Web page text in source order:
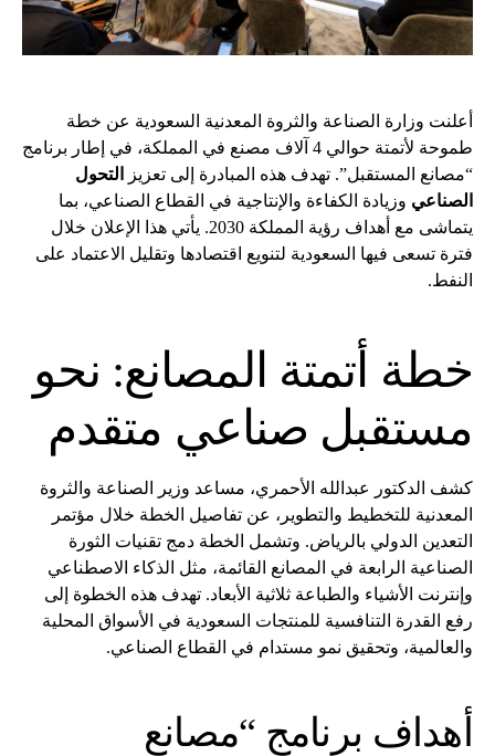
أعلنت وزارة الصناعة والثروة المعدنية السعودية عن خطة
طموحة لأتمتة حوالي 4 آلاف مصنع في المملكة، في إطار برنامج
“مصانع المستقبل”. تهدف هذه المبادرة إلى تعزيز
التحول
الصناعي وزيادة الكفاءة والإنتاجية في القطاع الصناعي، بما
يتماشى مع أهداف رؤية المملكة 2030. يأتي هذا الإعلان خلال
فترة تسعى فيها السعودية لتنويع اقتصادها وتقليل الاعتماد على
النفط.
خطة أتمتة المصانع: نحو
مستقبل صناعي متقدم
كشف الدكتور عبدالله الأحمري، مساعد وزير الصناعة والثروة
المعدنية للتخطيط والتطوير، عن تفاصيل الخطة خلال مؤتمر
التعدين الدولي بالرياض. وتشمل الخطة دمج تقنيات الثورة
الصناعية الرابعة في المصانع القائمة، مثل الذكاء الاصطناعي
وإنترنت الأشياء والطباعة ثلاثية الأبعاد. تهدف هذه الخطوة إلى
رفع القدرة التنافسية للمنتجات السعودية في الأسواق المحلية
والعالمية، وتحقيق نمو مستدام في القطاع الصناعي.
أهداف برنامج “مصانع